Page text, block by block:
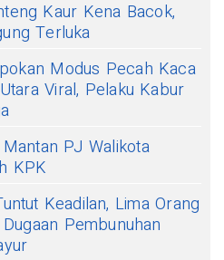
Kaur Kena Bacok,
Terluka
Modus Pecah Kaca
Viral, Pelaku Kabur
PJ Walikota
KPK
Keadilan, Lima Orang
Pembunuhan